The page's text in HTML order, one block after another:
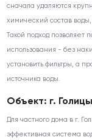
сначала удаляются
химический состав
Такой подход позволяет
использования - без
установить фильтры, а
источника воды.
Объект: г.
Для частного дома в г.
эффективная система